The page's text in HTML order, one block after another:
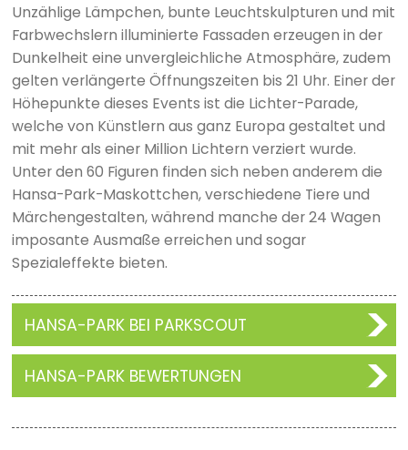
Unzählige Lämpchen, bunte Leuchtskulpturen und mit
Farbwechslern illuminierte Fassaden erzeugen in der
Dunkelheit eine unvergleichliche Atmosphäre, zudem
gelten verlängerte Öffnungszeiten bis 21 Uhr. Einer der
Höhepunkte dieses Events ist die Lichter-Parade,
welche von Künstlern aus ganz Europa gestaltet und
mit mehr als einer Million Lichtern verziert wurde.
Unter den 60 Figuren finden sich neben anderem die
Hansa-Park-Maskottchen, verschiedene Tiere und
Märchengestalten, während manche der 24 Wagen
imposante Ausmaße erreichen und sogar
Spezialeffekte bieten.
HANSA-PARK BEI PARKSCOUT
HANSA-PARK BEWERTUNGEN